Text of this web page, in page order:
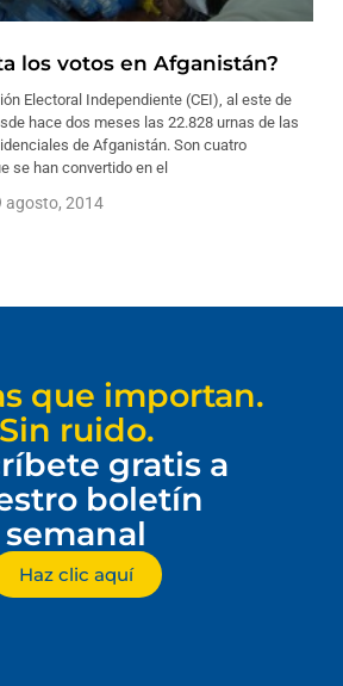
los votos en Afganistán?
Electoral Independiente (CEI), al este de
hace dos meses las 22.828 urnas de las
de Afganistán. Son cuatro
se han convertido en el
agosto, 2014
que importan.
Sin ruido.
gratis a
boletín
semanal
Haz clic aquí